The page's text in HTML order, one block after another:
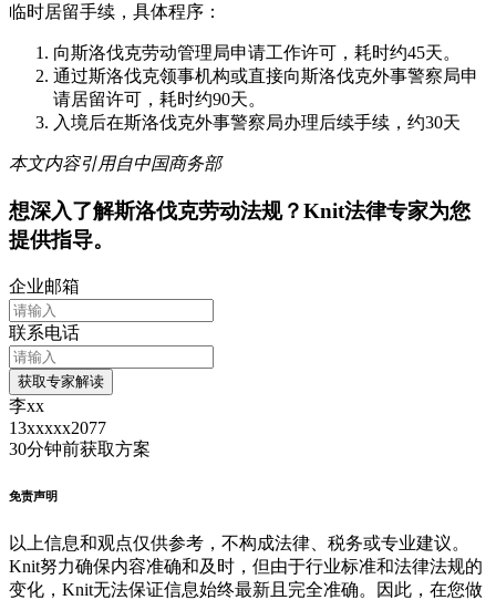
临时居留手续，具体程序：
向斯洛伐克劳动管理局申请工作许可，耗时约45天。
通过斯洛伐克领事机构或直接向斯洛伐克外事警察局申
请居留许可，耗时约90天。
入境后在斯洛伐克外事警察局办理后续手续，约30天
本文内容引用自中国商务部
想深入了解斯洛伐克劳动法规？Knit法律专家为您
提供指导。
企业邮箱
联系电话
获取专家解读
李xx
13xxxxx2077
30分钟前获取方案
免责声明
以上信息和观点仅供参考，不构成法律、税务或专业建议。
Knit努力确保内容准确和及时，但由于行业标准和法律法规的
变化，Knit无法保证信息始终最新且完全准确。因此，在您做